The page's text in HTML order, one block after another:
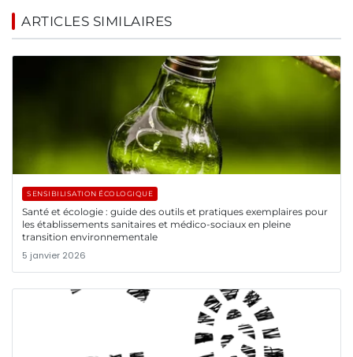
ARTICLES SIMILAIRES
SENSIBILISATION ÉCOLOGIQUE
Santé et écologie : guide des outils et pratiques exemplaires pour
les établissements sanitaires et médico-sociaux en pleine
transition environnementale
5 janvier 2026